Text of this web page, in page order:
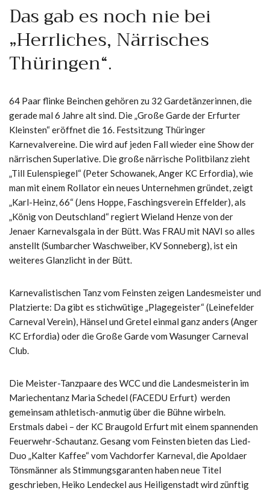
Das gab es noch nie bei
„Herrliches, Närrisches
Thüringen“.
64 Paar flinke Beinchen gehören zu 32 Gardetänzerinnen, die
gerade mal 6 Jahre alt sind. Die „Große Garde der Erfurter
Kleinsten“ eröffnet die 16. Festsitzung Thüringer
Karnevalvereine. Die wird auf jeden Fall wieder eine Show der
närrischen Superlative. Die große närrische Politbilanz zieht
„Till Eulenspiegel“ (Peter Schowanek, Anger KC Erfordia), wie
man mit einem Rollator ein neues Unternehmen gründet, zeigt
„Karl-Heinz, 66“ (Jens Hoppe, Faschingsverein Effelder), als
„König von Deutschland“ regiert Wieland Henze von der
Jenaer Karnevalsgala in der Bütt. Was FRAU mit NAVI so alles
anstellt (Sumbarcher Waschweiber, KV Sonneberg), ist ein
weiteres Glanzlicht in der Bütt.
Karnevalistischen Tanz vom Feinsten zeigen Landesmeister und
Platzierte: Da gibt es stichwütige „Plagegeister“ (Leinefelder
Carneval Verein), Hänsel und Gretel einmal ganz anders (Anger
KC Erfordia) oder die Große Garde vom Wasunger Carneval
Club.
Die Meister-Tanzpaare des WCC und die Landesmeisterin im
Mariechentanz Maria Schedel (FACEDU Erfurt) werden
gemeinsam athletisch-anmutig über die Bühne wirbeln.
Erstmals dabei – der KC Braugold Erfurt mit einem spannenden
Feuerwehr-Schautanz. Gesang vom Feinsten bieten das Lied-
Duo „Kalter Kaffee“ vom Vachdorfer Karneval, die Apoldaer
Tönsmänner als Stimmungsgaranten haben neue Titel
geschrieben, Heiko Lendeckel aus Heiligenstadt wird zünftig